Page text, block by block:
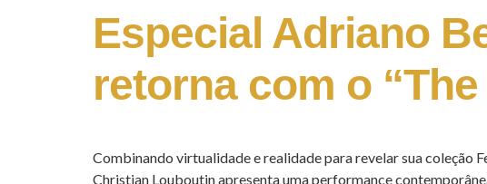
Especial Adriano
retorna com o
Combinando virtualidade e realidade para revelar sua coleção
Christian Louboutin apresenta uma performance